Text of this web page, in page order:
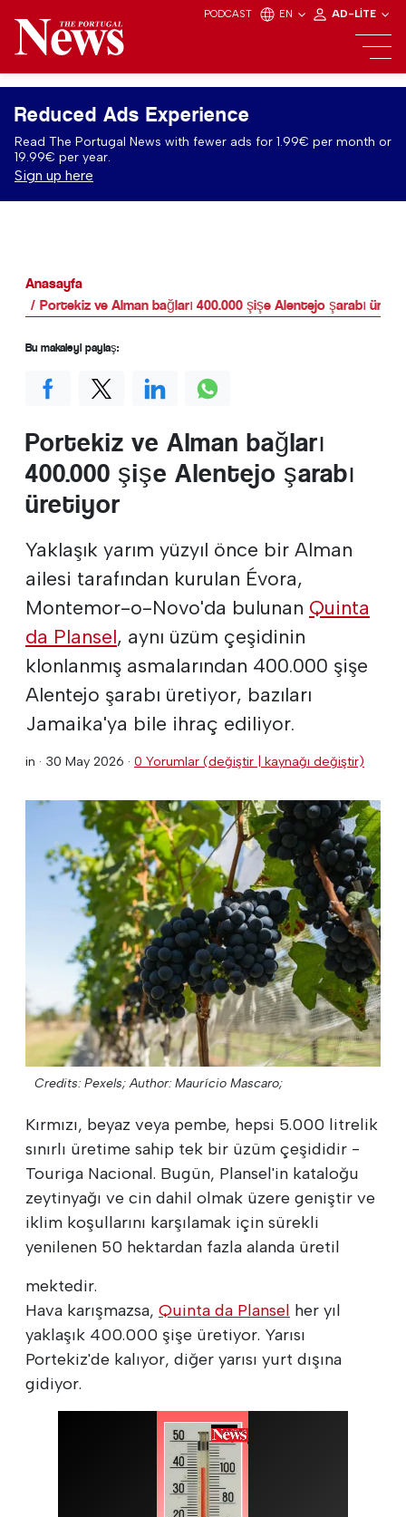
PODCAST EN AD-LITE
Reduced Ads Experience
Read The Portugal News with fewer ads for 1.99€ per month or
19.99€ per year.
Sign up here
Anasayfa
Portekiz ve Alman bağları 400.000 şişe Alentejo şarabı
Portekiz ve Alman bağları
400.000 şişe Alentejo şarabı
üretiyor
Yaklaşık yarım yüzyıl önce bir Alman
ailesi tarafından kurulan Évora,
Montemor-o-Novo'da bulunan Quinta
da Plansel, aynı üzüm çeşidinin
klonlanmış asmalarından 400.000 şişe
Alentejo şarabı üretiyor, bazıları
Jamaika'ya bile ihraç ediliyor.
in · 30 May 2026 · 0 Yorumlar (değiştir | kaynağı değiştir)
Credits: Pexels; Author: Maurício Mascaro;
Kırmızı, beyaz veya pembe, hepsi 5.000 litrelik
sınırlı üretime sahip tek bir üzüm çeşididir -
Touriga Nacional. Bugün, Plansel'in kataloğu
zeytinyağı ve cin dahil olmak üzere geniştir ve
iklim koşullarını karşılamak için sürekli
yenilenen 50 hektardan fazla alanda üretil
mektedir.
Hava karışmazsa, Quinta da Plansel her yıl
yaklaşık 400.000 şişe üretiyor. Yarısı
Portekiz'de kalıyor, diğer yarısı yurt dışına
gidiyor.
Bu makaleyi paylaş: